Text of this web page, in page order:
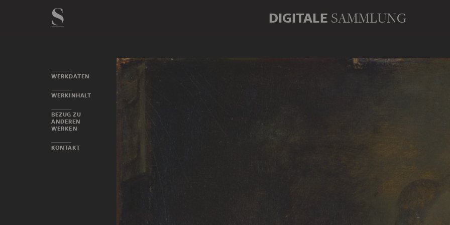
DIGITALE SAMMLUNG
WERKDATEN
WERKINHALT
BEZUG ZU
ANDEREN
WERKEN
KONTAKT